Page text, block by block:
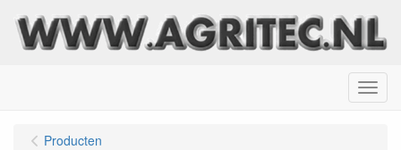
Menu
Producten